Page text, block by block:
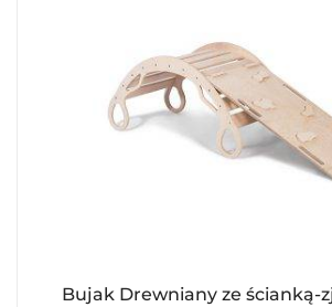
Bujak Drewniany ze ścianką-